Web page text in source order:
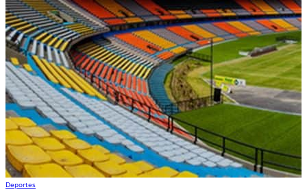
Deportes